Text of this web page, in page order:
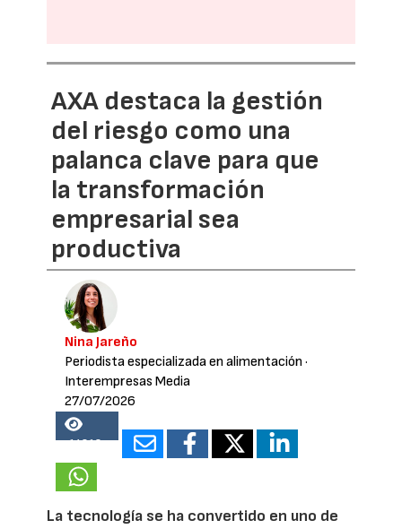
AXA destaca la gestión
del riesgo como una
palanca clave para que
la transformación
empresarial sea
productiva
Nina Jareño
Periodista especializada en alimentación ·
Interempresas Media
27/07/2026
14818
La tecnología se ha convertido en uno de